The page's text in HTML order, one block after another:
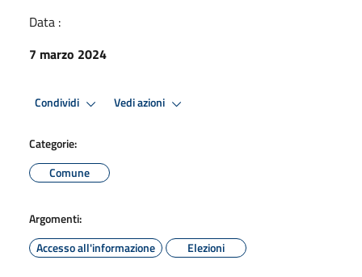
Data :
7 marzo 2024
Condividi Vedi azioni
Categorie:
Comune
Argomenti:
Accesso all'informazione
Elezioni